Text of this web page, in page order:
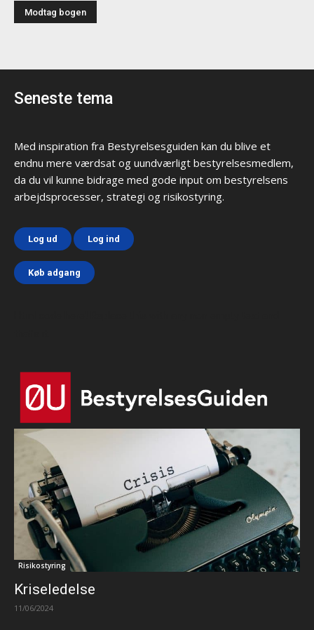
Seneste tema
Med inspiration fra Bestyrelsesguiden kan du blive et
endnu mere værdsat og uundværligt bestyrelsesmedlem,
da du vil kunne bidrage med gode input om bestyrelsens
arbejdsprocesser, strategi og risikostyring.
Log ud Log ind
Køb adgang
Risikostyring
Kriseledelse
11/06/2024